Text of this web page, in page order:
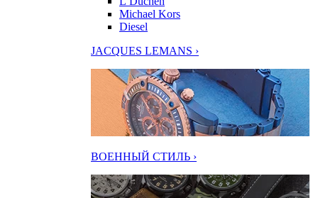
Michael Kors
Diesel
JACQUES LEMANS ›
ВОЕННЫЙ СТИЛЬ ›